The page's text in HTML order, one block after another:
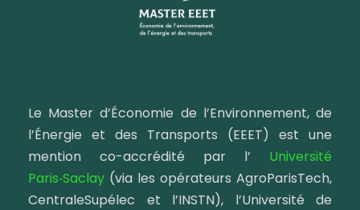
Le Master d’Économie de l’Environnement, de
l’Énergie et des Transports (EEET) est une
mention co-accrédité par l’ Université
Paris‑Saclay (via les opérateurs AgroParisTech,
CentraleSupélec et l’INSTN), l’Université de